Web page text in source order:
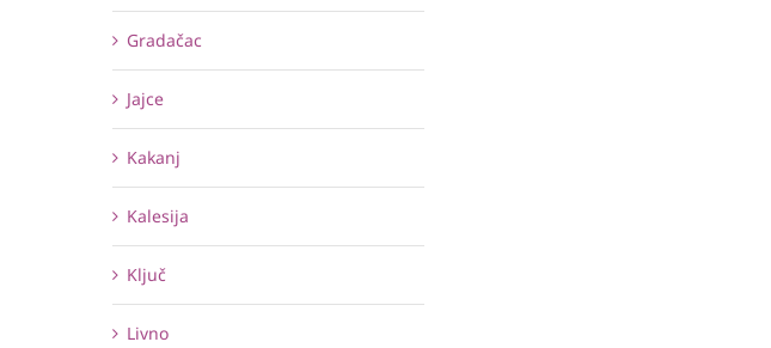
Gradačac
Jajce
Kakanj
Kalesija
Ključ
Livno